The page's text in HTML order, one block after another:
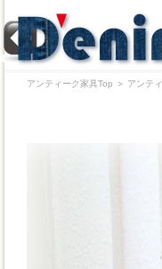
アンティーク家具Top ＞ アンテ